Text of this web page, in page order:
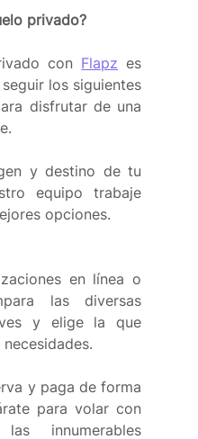
privado?
con Flapz es
los siguientes
disfrutar de una
y destino de tu
equipo trabaje
opciones.
en línea o
las diversas
y elige la que
y paga de forma
para volar con
innumerables